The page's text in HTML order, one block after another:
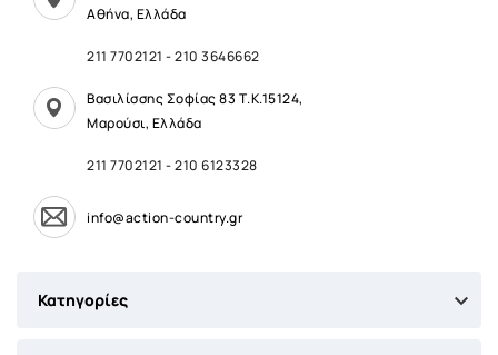
Αθήνα, Ελλάδα
211 7702121 -210 3646662
Βασιλίσσης Σοφίας 83 Τ.Κ.15124,
Μαρούσι, Ελλάδα
211 7702121 -210 6123328
info@action-country.gr
Κατηγορίες 